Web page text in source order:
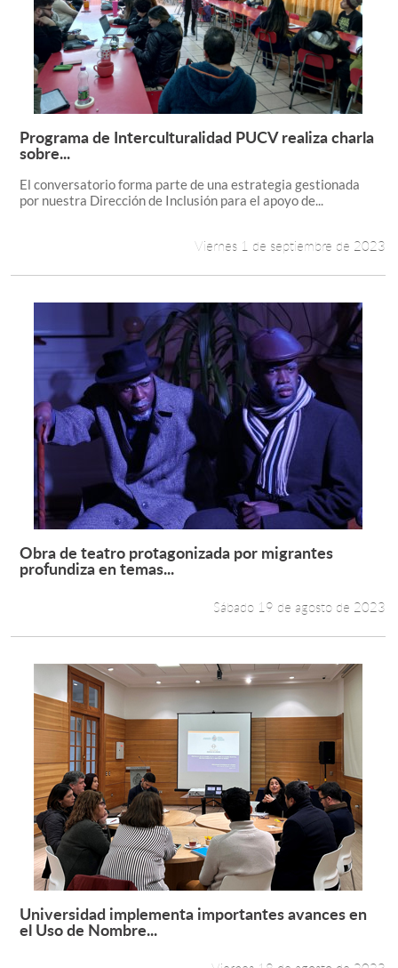
Leer más +
Programa de Interculturalidad PUCV realiza charla
sobre...
El conversatorio forma parte de una estrategia gestionada
por nuestra Dirección de Inclusión para el apoyo de...
Viernes 1 de septiembre de 2023
Leer más +
Obra de teatro protagonizada por migrantes
profundiza en temas...
Sábado 19 de agosto de 2023
Leer más +
Universidad implementa importantes avances en
el Uso de Nombre...